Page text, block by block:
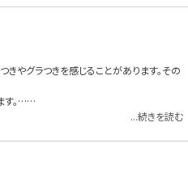
やグラつきを感じることがあります。その
す。……
...続きを読む